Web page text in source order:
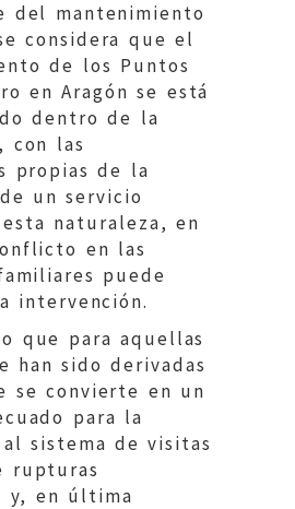
del mantenimiento
considera que el
de los Puntos
en Aragón se está
dentro de la
con las
propias de la
un servicio
naturaleza, en
en las
puede
intervención.
que para aquellas
han sido derivadas
se convierte en un
para la
sistema de visitas
rupturas
y, en última